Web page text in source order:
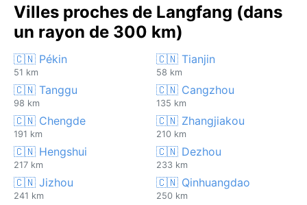
Villes proches de Langfang (dans
un rayon de 300 km)
🇨🇳 Pékin
51 km
🇨🇳 Tianjin
58 km
🇨🇳 Tanggu
98 km
🇨🇳 Cangzhou
135 km
🇨🇳 Chengde
191 km
🇨🇳 Zhangjiakou
210 km
🇨🇳 Hengshui
217 km
🇨🇳 Dezhou
233 km
🇨🇳 Jizhou
241 km
🇨🇳 Qinhuangdao
250 km